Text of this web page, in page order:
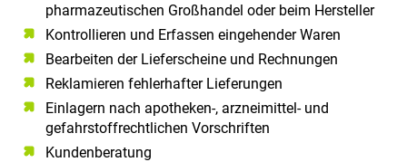
pharmazeutischen Großhandel oder beim Hersteller
Kontrollieren und Erfassen eingehender Waren
Bearbeiten der Lieferscheine und Rechnungen
Reklamieren fehlerhafter Lieferungen
Einlagern nach apotheken-, arzneimittel- und
gefahrstoffrechtlichen Vorschriften
Kundenberatung